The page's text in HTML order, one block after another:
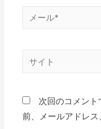
次回のコメント
前、メールアドレス